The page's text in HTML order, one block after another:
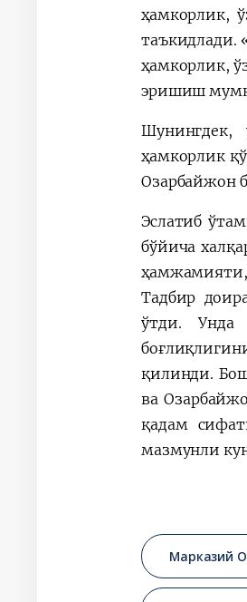
ҳамкорлик,
таъкидлади.
ҳамкорлик,
эришиш
Шунингдек,
ҳамкорлик
Озарбайжон
Эслатиб
бўйича
ҳамжамияти,
Тадбир
ўтди. Унда
қилинди.
ва
қадам
мазмунли
Марказий